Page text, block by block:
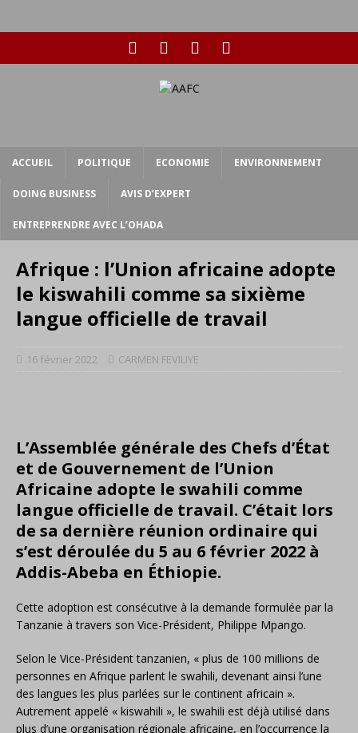
ACCUEIL POLITIQUE ECONOMIE ENVIRONNEMENT
DOING BUSINESS AVIS D’EXPERT
ENTREPRENDRE AVEC L’OHADA
Afrique : l’Union africaine adopte
le kiswahili comme sa sixième
langue officielle de travail
16 février 2022 CARMEN FEVILIYE
L’Assemblée générale des Chefs d’État
et de Gouvernement de l’Union
Africaine adopte le swahili comme
langue officielle de travail. C’était lors
de sa dernière réunion ordinaire qui
s’est déroulée du 5 au 6 février 2022 à
Addis-Abeba en Éthiopie.
Cette adoption est consécutive à la demande formulée par la
Tanzanie à travers son Vice-Président, Philippe Mpango.
Selon le Vice-Président tanzanien, « plus de 100 millions de
personnes en Afrique parlent le swahili, devenant ainsi l’une
des langues les plus parlées sur le continent africain ».
Autrement appelé « kiswahili », le swahili est déjà utilisé dans
plus d’une organisation régionale africaine, en l’occurrence la